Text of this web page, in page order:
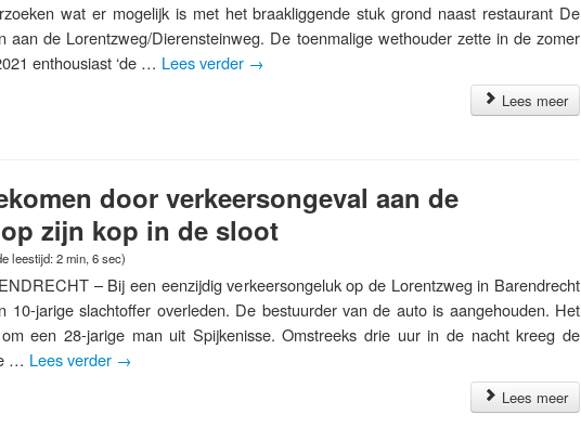
wat er mogelijk is met het braakliggende stuk grond naast restaurant De
aan de Lorentzweg/Dierensteinweg. De toenmalige wethouder zette in de zomer
enthousiast ‘de … Lees verder →
Lees meer
door verkeersongeval aan de
zijn kop in de sloot
leestijd: 2 min, 6 sec)
– Bij een eenzijdig verkeersongeluk op de Lorentzweg in Barendrecht
10-jarige slachtoffer overleden. De bestuurder van de auto is aangehouden. Het
een 28-jarige man uit Spijkenisse. Omstreeks drie uur in de nacht kreeg de
… Lees verder →
Lees meer